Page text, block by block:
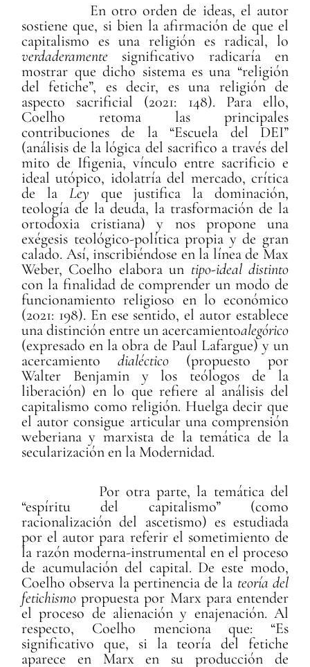
En otro orden de ideas, el autor
sostiene que, si bien la afirmación de que el
capitalismo es una religión es radical, lo
verdaderamente significativo radicaría en
mostrar que dicho sistema es una “religión
del fetiche”, es decir, es una religión de
aspecto sacrificial (2021: 148). Para ello,
Coelho retoma las principales
contribuciones de la “Escuela del DEI”
(análisis de la lógica del sacrifico a través del
mito de Ifigenia, vínculo entre sacrificio e
ideal utópico, idolatría del mercado, crítica
de la Ley que justifica la dominación,
teología de la deuda, la trasformación de la
ortodoxia cristiana) y nos propone una
exégesis teológico-política propia y de gran
calado. Así, inscribiéndose en la línea de Max
Weber, Coelho elabora un tipo-ideal distinto
con la finalidad de comprender un modo de
funcionamiento religioso en lo económico
(2021: 198). En ese sentido, el autor establece
una distinción entre un acercamientoalegórico
(expresado en la obra de Paul Lafargue) y un
acercamiento dialéctico (propuesto por
Walter Benjamin y los teólogos de la
liberación) en lo que refiere al análisis del
capitalismo como religión. Huelga decir que
el autor consigue articular una comprensión
weberiana y marxista de la temática de la
secularización en la Modernidad.
Por otra parte, la temática del
“espíritu del capitalismo” (como
racionalización del ascetismo) es estudiada
por el autor para referir el sometimiento de
la razón moderna-instrumental en el proceso
de acumulación del capital. De este modo,
Coelho observa la pertinencia de la teoría del
fetichismo propuesta por Marx para entender
el proceso de alienación y enajenación. Al
respecto, Coelho menciona que: “Es
significativo que, si la teoría del fetiche
aparece en Marx en su producción de